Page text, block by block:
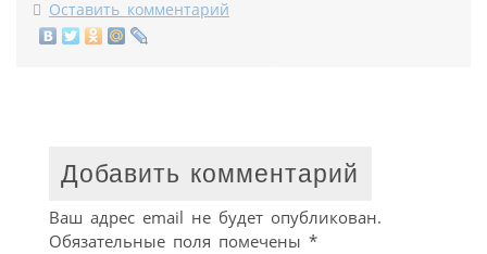
Оставить комментарий
Добавить комментарий
Ваш адрес email не будет опубликован.
Обязательные поля помечены *